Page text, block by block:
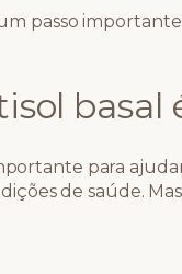
passo
basal
para
de saúde.